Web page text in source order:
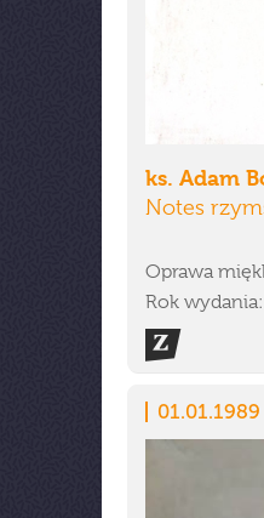
ks. Adam
Notes
Oprawa
Rok
01.01.1989